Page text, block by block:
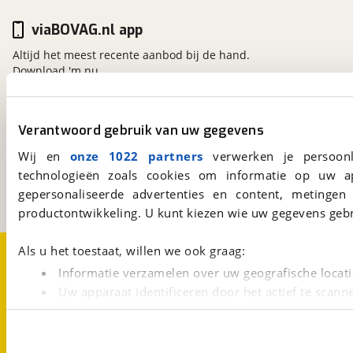
Verantwoord gebruik van uw gegevens
Wij en onze 1022 partners verwerken je
technologieën zoals cookies om informatie op
gepersonaliseerde advertenties en content,
productontwikkeling. U kunt kiezen wie uw gegevens
Als u het toestaat, willen we ook graag:
Informatie verzamelen over uw geografische
Uw apparaat identificeren door het actief te
Lees meer over hoe uw persoonlijke gegevens worden
viaBOVAG.nl
Kosterijland15
Een initiatief van
BOVAG
viaBOVAG.nl app
Altijd het meest recente aanbod bij de hand.
Download 'm nu.
Over viaBOVAG.nlDisclaimer- en Privacyverklaring
Cookievoorkeuren
Vacatures